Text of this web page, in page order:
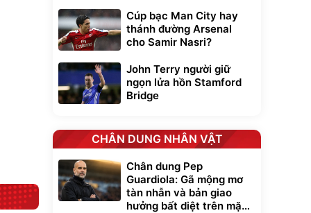
-
Khung Nhôm
9066 Size
20/24/28 Cao Cấp
1.000.000đ
825.000đ
Flash Sale
Lót ghế ôtô, nâng
lưng chống nóng
Đã bán nhiều
Cúp bạc Man City hay
thánh đường Arsenal
cho Samir Nasri?
John Terry người giữ
ngọn lửa hồn Stamford
Bridge
CHÂN DUNG NHÂN VẬT
Chân dung Pep
Guardiola: Gã mộng mơ
tàn nhẫn và bản giao
hưởng bất diệt trên mặt